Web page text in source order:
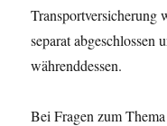
Transportversicherung
separat abgeschlossen
währenddessen.
Bei Fragen zum